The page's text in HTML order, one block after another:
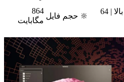
ویندوز 7 به بالا | 64
🔆 حجم فایل
864
مگابایت